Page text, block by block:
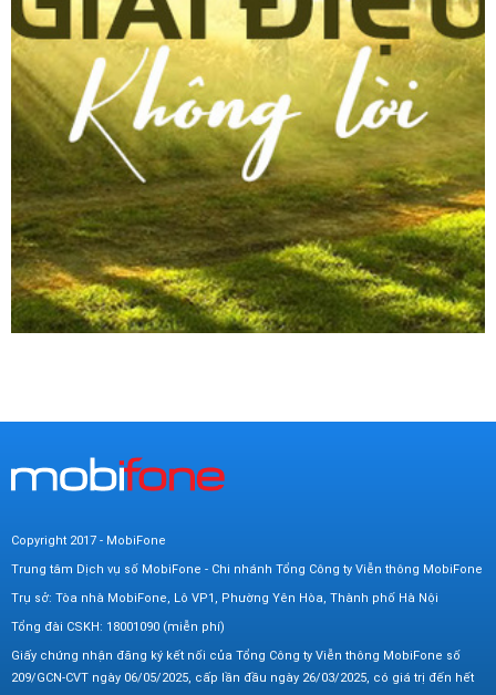
Copyright 2017 - MobiFone
Trung tâm Dịch vụ số MobiFone - Chi nhánh Tổng Công ty Viễn thông MobiFone
Trụ sở: Tòa nhà MobiFone, Lô VP1, Phường Yên Hòa, Thành phố Hà Nội
Tổng đài CSKH: 18001090 (miễn phí)
Giấy chứng nhận đăng ký kết nối của Tổng Công ty Viễn thông MobiFone số
209/GCN-CVT ngày 06/05/2025, cấp lần đầu ngày 26/03/2025, có giá trị đến hết